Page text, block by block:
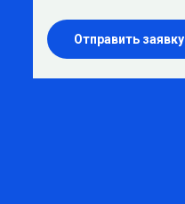
Отправить заявку